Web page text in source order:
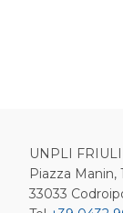
UNPLI
Piazza Manin,
33033